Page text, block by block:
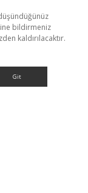
bildirmeniz
kaldırılacaktır.